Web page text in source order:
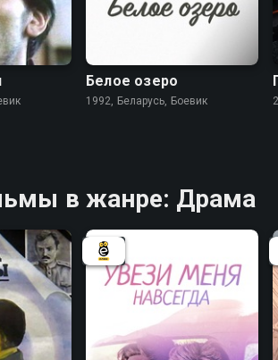
Белое озеро
1992, Беларусь, Боевик
в жанре: Драма